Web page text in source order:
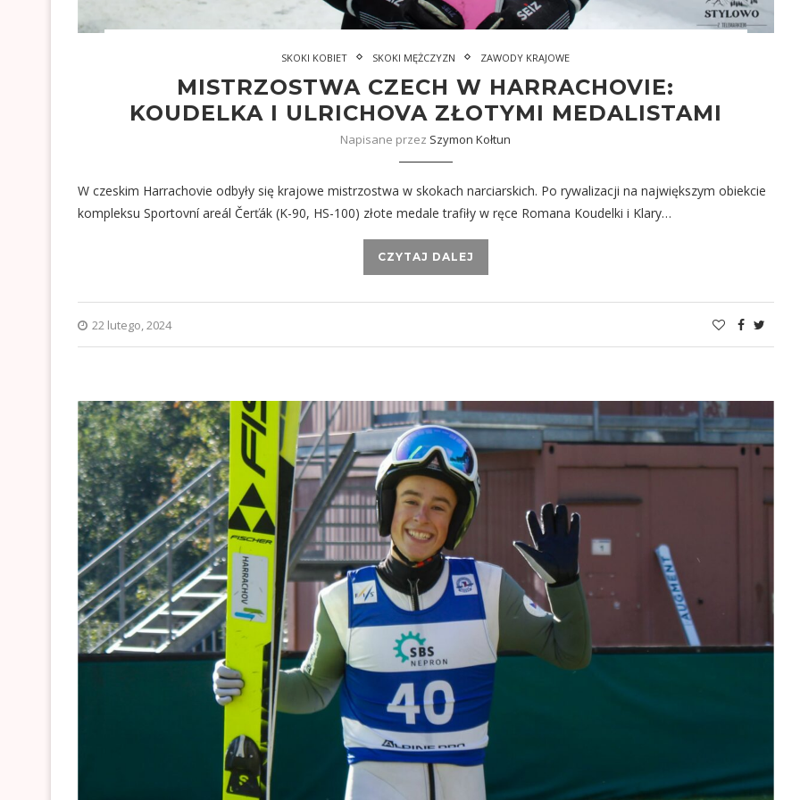
SKOKI KOBIET SKOKI MĘŻCZYZN ZAWODY KRAJOWE
MISTRZOSTWA CZECH W HARRACHOVIE:
KOUDELKA I ULRICHOVA ZŁOTYMI MEDALISTAMI
Napisane przez Szymon Kołtun
W czeskim Harrachovie odbyły się krajowe mistrzostwa w skokach narciarskich. Po rywalizacji na największym obiekcie
kompleksu Sportovní areál Čerťák (K-90, HS-100) złote medale trafiły w ręce Romana Koudelki i Klary…
CZYTAJ DALEJ
22 lutego, 2024